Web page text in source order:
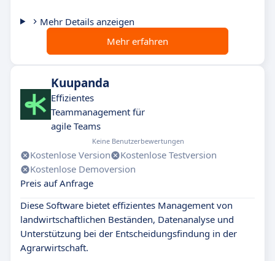
Mehr Details anzeigen
Mehr erfahren
Kuupanda
Effizientes
Teammanagement für
agile Teams
Keine Benutzerbewertungen
Kostenlose Version
Kostenlose Testversion
Kostenlose Demoversion
Preis auf Anfrage
Diese Software bietet effizientes Management von
landwirtschaftlichen Beständen, Datenanalyse und
Unterstützung bei der Entscheidungsfindung in der
Agrarwirtschaft.